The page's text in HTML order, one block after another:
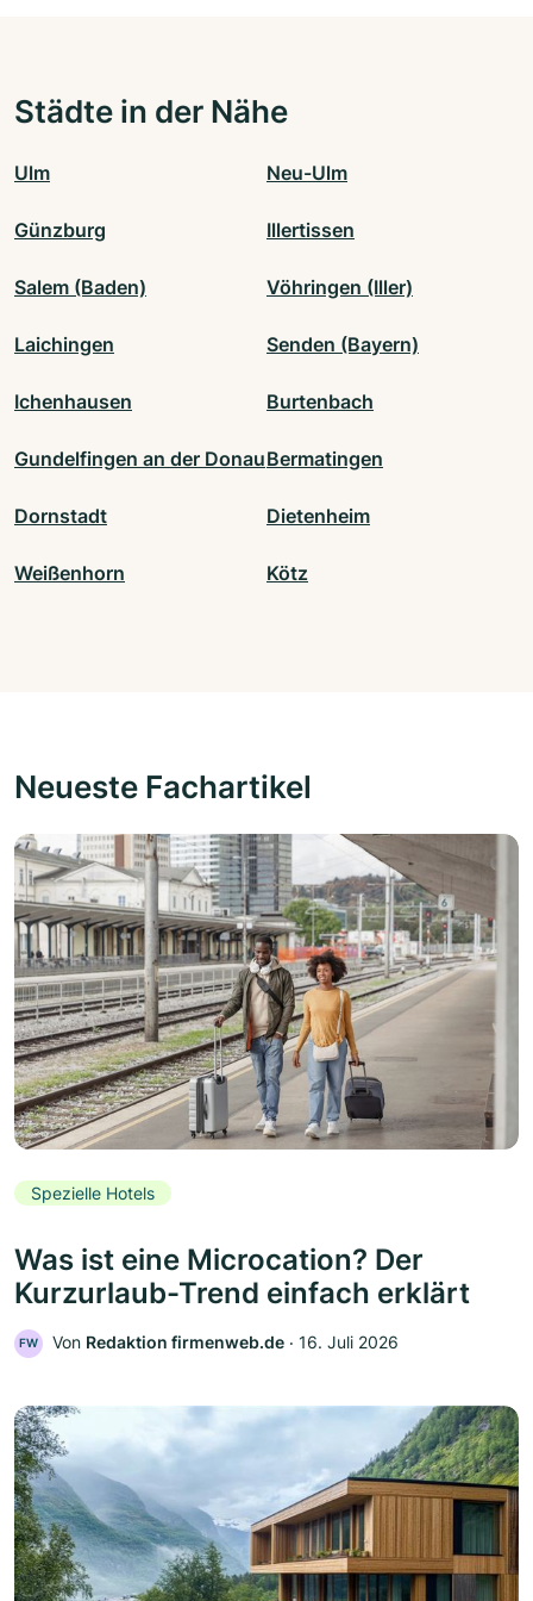
Städte in der Nähe
Ulm Neu-Ulm
Günzburg Illertissen
Salem (Baden) Vöhringen (Iller)
Laichingen Senden (Bayern)
Ichenhausen Burtenbach
Gundelfingen an der DonauBermatingen
Dornstadt Dietenheim
Weißenhorn Kötz
Neueste Fachartikel
Spezielle Hotels
Was ist eine Microcation? Der
Kurzurlaub-Trend einfach erklärt
FW Von Redaktion firmenweb.de ‧ 16. Juli 2026